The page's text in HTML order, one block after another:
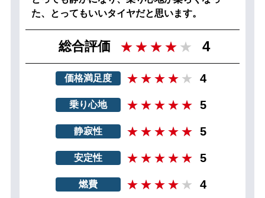
た、とってもいいタイヤだと思います。
総合評価 4
価格満足度 4
乗り心地 5
静寂性 5
安定性 5
燃費 4